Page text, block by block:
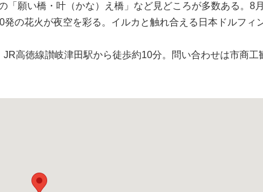
「願い橋・叶（かな）え橋」など見どころが多数ある。8
の花火が夜空を彩る。イルカと触れ合える日本ドルフィ
高徳線讃岐津田駅から徒歩約10分。問い合わせは市商工